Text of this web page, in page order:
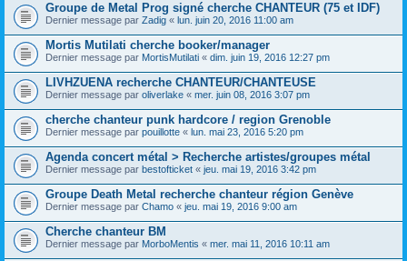
Groupe de Metal Prog signé cherche CHANTEUR (75 et IDF)
Dernier message par Zadig « lun. juin 20, 2016 11:00 am
Mortis Mutilati cherche booker/manager
Dernier message par MortisMutilati « dim. juin 19, 2016 12:27 pm
LIVHZUENA recherche CHANTEUR/CHANTEUSE
Dernier message par oliverlake « mer. juin 08, 2016 3:07 pm
cherche chanteur punk hardcore / region Grenoble
Dernier message par pouillotte « lun. mai 23, 2016 5:20 pm
Agenda concert métal > Recherche artistes/groupes métal
Dernier message par bestofticket « jeu. mai 19, 2016 3:42 pm
Groupe Death Metal recherche chanteur région Genève
Dernier message par Chamo « jeu. mai 19, 2016 9:00 am
Cherche chanteur BM
Dernier message par MorboMentis « mer. mai 11, 2016 10:11 am